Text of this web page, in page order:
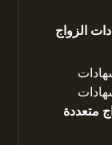
الزواج
متعددة